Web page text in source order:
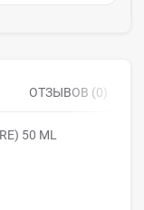
ОТЗЫВОВ (0)
50 ML